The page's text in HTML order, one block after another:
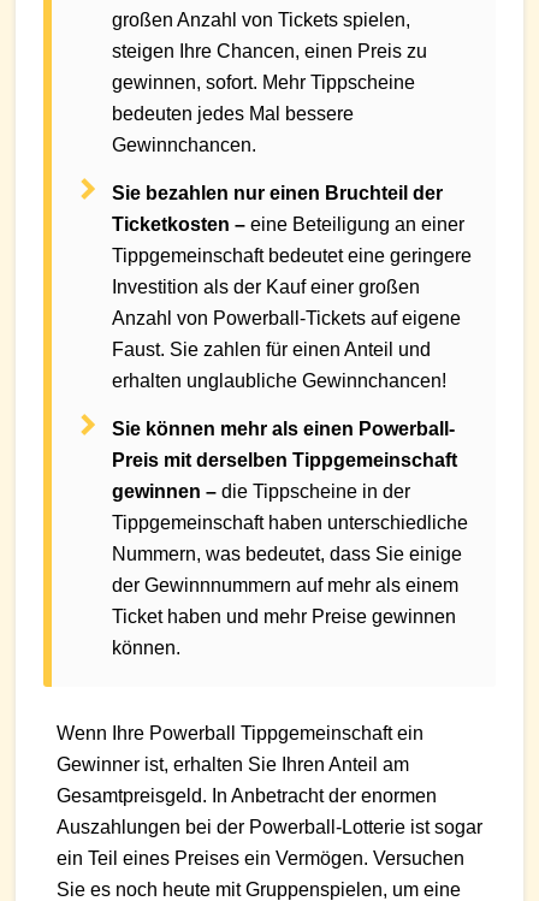
großen Anzahl von Tickets spielen,
steigen Ihre Chancen, einen Preis zu
gewinnen, sofort. Mehr Tippscheine
bedeuten jedes Mal bessere
Gewinnchancen.
Sie bezahlen nur einen Bruchteil der
Ticketkosten –eine Beteiligung an einer
Tippgemeinschaft bedeutet eine geringere
Investition als der Kauf einer großen
Anzahl von Powerball-Tickets auf eigene
Faust. Sie zahlen für einen Anteil und
erhalten unglaubliche Gewinnchancen!
Sie können mehr als einen Powerball-
Preis mit derselben Tippgemeinschaft
gewinnen –die Tippscheine in der
Tippgemeinschaft haben unterschiedliche
Nummern, was bedeutet, dass Sie einige
der Gewinnnummern auf mehr als einem
Ticket haben und mehr Preise gewinnen
können.
Wenn Ihre Powerball Tippgemeinschaft ein
Gewinner ist, erhalten Sie Ihren Anteil am
Gesamtpreisgeld. In Anbetracht der enormen
Auszahlungen bei der Powerball-Lotterie ist sogar
ein Teil eines Preises ein Vermögen. Versuchen
Sie es noch heute mit Gruppenspielen, um eine